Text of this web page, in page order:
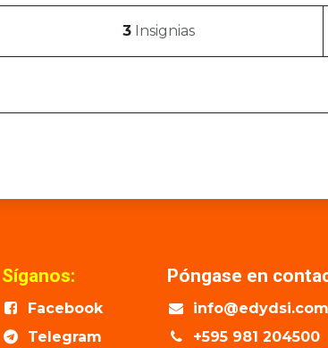
3 Insignias
Síganos:
Facebook
Telegram
Póngase en
info@edydsi.com
+595 981 204500